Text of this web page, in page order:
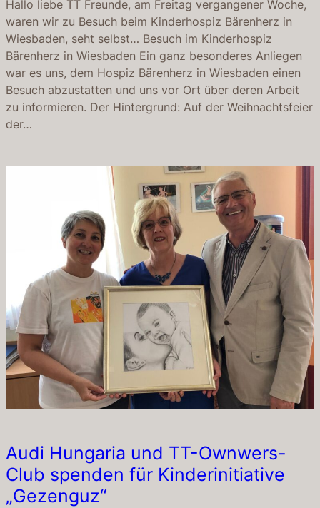
Hallo liebe TT Freunde, am Freitag vergangener Woche,
waren wir zu Besuch beim Kinderhospiz Bärenherz in
Wiesbaden, seht selbst… Besuch im Kinderhospiz
Bärenherz in Wiesbaden Ein ganz besonderes Anliegen
war es uns, dem Hospiz Bärenherz in Wiesbaden einen
Besuch abzustatten und uns vor Ort über deren Arbeit
zu informieren. Der Hintergrund: Auf der Weihnachtsfeier
der…
Audi Hungaria und TT-Ownwers-
Club spenden für Kinderinitiative
„Gezenguz“